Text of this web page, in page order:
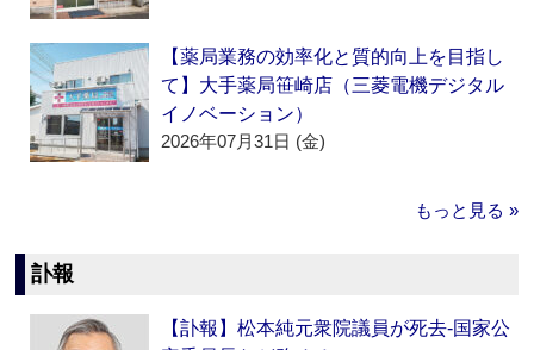
【薬局業務の効率化と質的向上を目指し
て】大手薬局笹崎店（三菱電機デジタル
イノベーション）
2026年07月31日 (金)
もっと見る »
訃報
【訃報】松本純元衆院議員が死去‐国家公